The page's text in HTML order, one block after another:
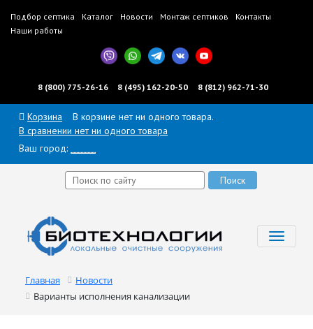
Подбор септика Каталог Новости Монтаж септиков
Контакты
Наши работы
8 (800) 775-26-16 8 (495) 162-20-50 8 (812) 962-71-30
Корзина
В корзине нет ни одного товара.
В сравнении нет ни одного товара
Ваш город:
Главная
Новости
Варианты исполнения канализации